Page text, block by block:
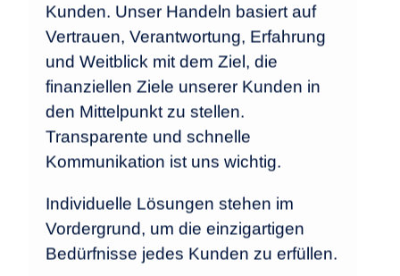
Kunden. Unser Handeln basiert auf
Vertrauen, Verantwortung, Erfahrung
und Weitblick mit dem Ziel, die
finanziellen Ziele unserer Kunden in
den Mittelpunkt zu stellen.
Transparente und schnelle
Kommunikation ist uns wichtig.
Individuelle Lösungen stehen im
Vordergrund, um die einzigartigen
Bedürfnisse jedes Kunden zu erfüllen.